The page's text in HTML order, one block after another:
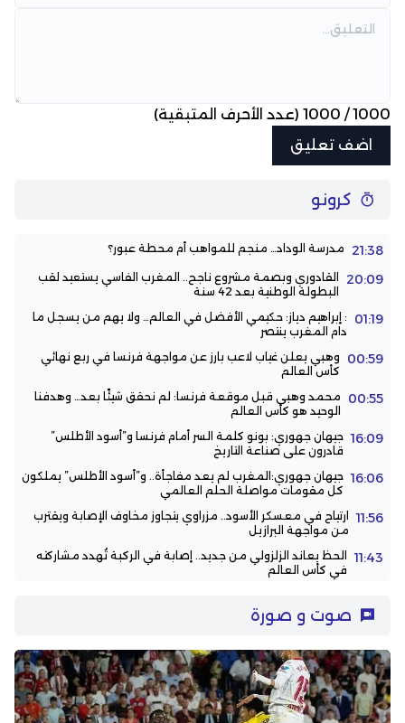
1000
/
1000 (عدد الأحرف المتبقية)
كرونو
21:38 مدرسة الوداد… منجم للمواهب أم محطة عبور؟
20:09
القادوري وبصمة مشروع ناجح.. المغرب الفاسي يستعيد لقب
البطولة الوطنية بعد 42 سنة
01:19
: إبراهيم دياز: حكيمي الأفضل في العالم… ولا يهم من يسجل ما
دام المغرب ينتصر
00:59
وهبي يعلن غياب لاعب بارز عن مواجهة فرنسا في ربع نهائي
كأس العالم
00:55
محمد وهبي قبل موقعة فرنسا: لم نحقق شيئًا بعد… وهدفنا
الوحيد هو كأس العالم
16:09 جيهان جهوري: بونو كلمة السر أمام فرنسا و”أسود الأطلس”
قادرون على صناعة التاريخ
16:06 جيهان جهوري:المغرب لم يعد مفاجأة.. و”أسود الأطلس” يملكون
كل مقومات مواصلة الحلم العالمي
11:56
ارتياح في معسكر الأسود.. مزراوي يتجاوز مخاوف الإصابة ويقترب
من مواجهة البرازيل
11:43
الحظ يعاند الزلزولي من جديد.. إصابة في الركبة تُهدد مشاركته
في كأس العالم
صوت و صورة